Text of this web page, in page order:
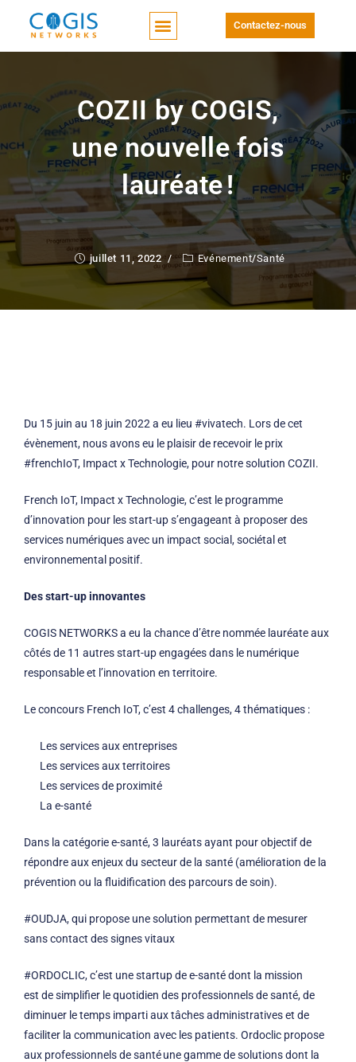
Contactez-nous
COZII by COGIS,
une nouvelle fois
lauréate !
juillet 11, 2022 Evénement/Santé
Du 15 juin au 18 juin 2022 a eu lieu #vivatech. Lors de cet
évènement, nous avons eu le plaisir de recevoir le prix
#frenchIoT, Impact x Technologie, pour notre solution COZII.
French IoT, Impact x Technologie, c’est le programme
d’innovation pour les start-up s’engageant à proposer des
services numériques avec un impact social, sociétal et
environnemental positif.
Des start-up innovantes
COGIS NETWORKS a eu la chance d’être nommée lauréate aux
côtés de 11 autres start-up engagées dans le numérique
responsable et l’innovation en territoire.
Le concours French IoT, c’est 4 challenges, 4 thématiques :
Les services aux entreprises
Les services aux territoires
Les services de proximité
La e-santé
Dans la catégorie e-santé, 3 lauréats ayant pour objectif de
répondre aux enjeux du secteur de la santé (amélioration de la
prévention ou la fluidification des parcours de soin).
#OUDJA, qui propose une solution permettant de mesurer
sans contact des signes vitaux
#ORDOCLIC, c’est une startup de e-santé dont la mission
est de simplifier le quotidien des professionnels de santé, de
diminuer le temps imparti aux tâches administratives et de
faciliter la communication avec les patients. Ordoclic propose
aux professionnels de santé une gamme de solutions dont la